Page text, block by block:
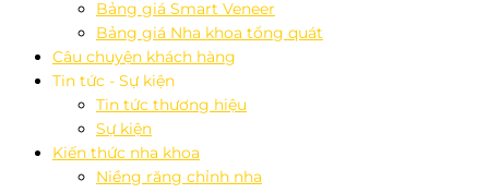
Bảng giá Smart Veneer
Bảng giá Nha khoa tổng quát
Câu chuyện khách hàng
Tin tức - Sự kiện
Tin tức thương hiệu
Sự kiện
Kiến thức nha khoa
Niềng răng chỉnh nha